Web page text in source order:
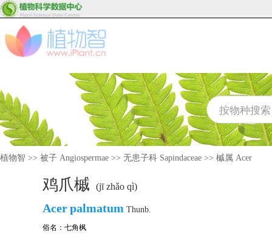
植物智 >> 被子 Angiospermae >> 无患子科 Sapindaceae >> 槭属 Acer
鸡爪槭 (jī zhǎo qì)
Acerpalmatum Thunb.
俗名： 七角枫